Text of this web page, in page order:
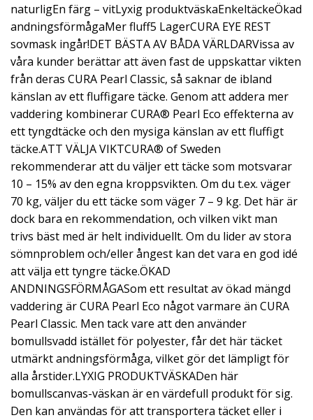
naturligEn färg – vitLyxig produktväskaEnkeltäckeÖkad
andningsförmågaMer fluff5 LagerCURA EYE REST
sovmask ingår!DET BÄSTA AV BÅDA VÄRLDARVissa av
våra kunder berättar att även fast de uppskattar vikten
från deras CURA Pearl Classic, så saknar de ibland
känslan av ett fluffigare täcke. Genom att addera mer
vaddering kombinerar CURA® Pearl Eco effekterna av
ett tyngdtäcke och den mysiga känslan av ett fluffigt
täcke.ATT VÄLJA VIKTCURA® of Sweden
rekommenderar att du väljer ett täcke som motsvarar
10 – 15% av den egna kroppsvikten. Om du t.ex. väger
70 kg, väljer du ett täcke som väger 7 – 9 kg. Det här är
dock bara en rekommendation, och vilken vikt man
trivs bäst med är helt individuellt. Om du lider av stora
sömnproblem och/eller ångest kan det vara en god idé
att välja ett tyngre täcke.ÖKAD
ANDNINGSFÖRMÅGASom ett resultat av ökad mängd
vaddering är CURA Pearl Eco något varmare än CURA
Pearl Classic. Men tack vare att den använder
bomullsvadd istället för polyester, får det här täcket
utmärkt andningsförmåga, vilket gör det lämpligt för
alla årstider.LYXIG PRODUKTVÄSKADen här
bomullscanvas-väskan är en värdefull produkt för sig.
Den kan användas för att transportera täcket eller i